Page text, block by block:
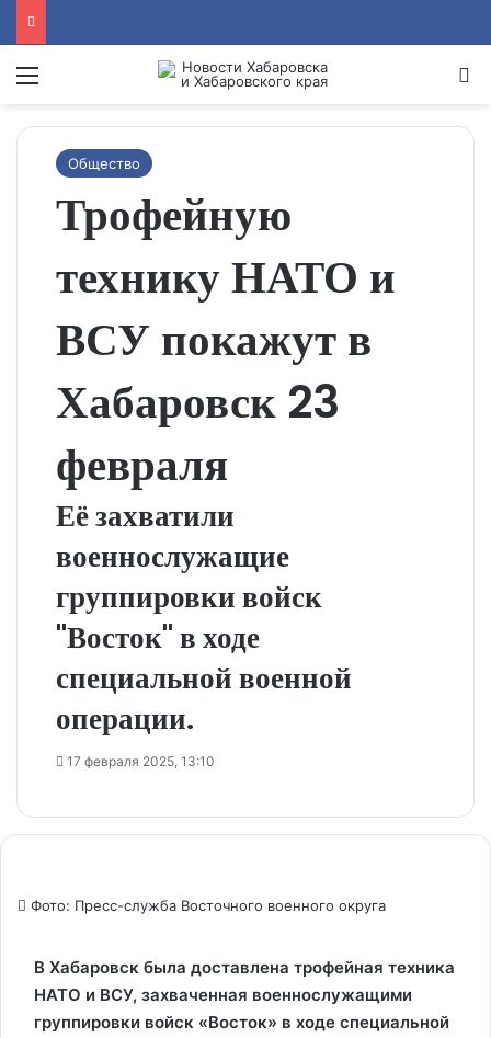
Menu
Общество
Трофейную
технику НАТО и
ВСУ покажут в
Хабаровск 23
февраля
Её захватили
военнослужащие
группировки войск
"Восток" в ходе
специальной военной
операции.
17 февраля 2025, 13:10
Фото: Пресс-служба Восточного военного округа
В Хабаровск была доставлена трофейная техника
НАТО и ВСУ, захваченная военнослужащими
группировки войск «Восток» в ходе специальной